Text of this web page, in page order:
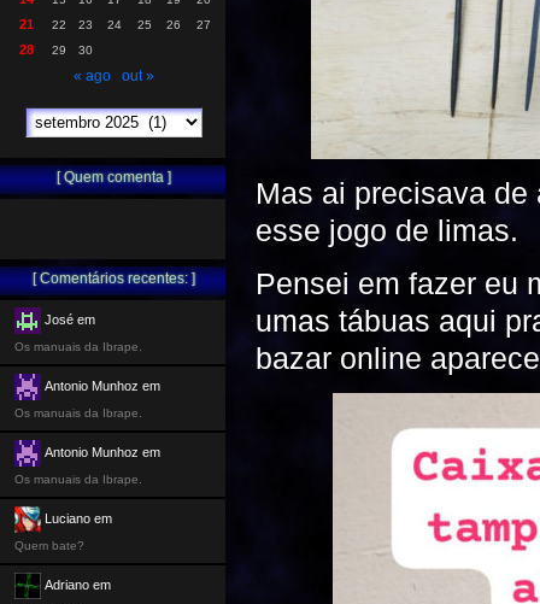
Mas ai precisava
esse jogo de limas.
Pensei em fazer eu
umas tábuas aqui
bazar online
21 22 23 24 25 26 27
28 29 30
« ago out »
[ Quem comenta ]
[ Comentários recentes: ]
José em
Os manuais da Ibrape.
Antonio Munhoz em
Os manuais da Ibrape.
Antonio Munhoz em
Os manuais da Ibrape.
Luciano em
Quem bate?
Adriano em